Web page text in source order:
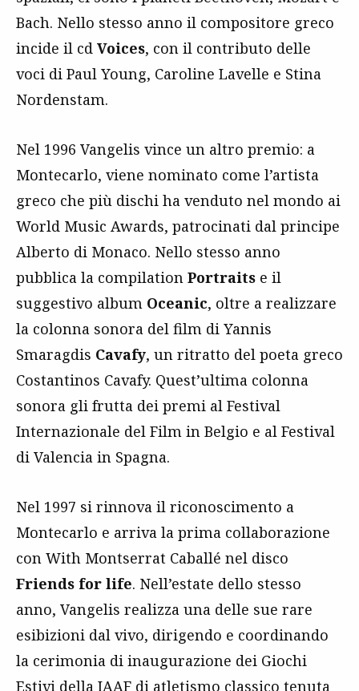
Bach. Nello stesso anno il compositore greco
incide il cd Voices, con il contributo delle
voci di Paul Young, Caroline Lavelle e Stina
Nordenstam.
Nel 1996 Vangelis vince un altro premio: a
Montecarlo, viene nominato come l’artista
greco che più dischi ha venduto nel mondo ai
World Music Awards, patrocinati dal principe
Alberto di Monaco. Nello stesso anno
pubblica la compilation Portraits e il
suggestivo album Oceanic, oltre a realizzare
la colonna sonora del film di Yannis
Smaragdis Cavafy, un ritratto del poeta greco
Costantinos Cavafy. Quest’ultima colonna
sonora gli frutta dei premi al Festival
Internazionale del Film in Belgio e al Festival
di Valencia in Spagna.
Nel 1997 si rinnova il riconoscimento a
Montecarlo e arriva la prima collaborazione
con With Montserrat Caballé nel disco
Friends for life. Nell’estate dello stesso
anno, Vangelis realizza una delle sue rare
esibizioni dal vivo, dirigendo e coordinando
la cerimonia di inaugurazione dei Giochi
Estivi della IAAF di atletismo classico tenuta